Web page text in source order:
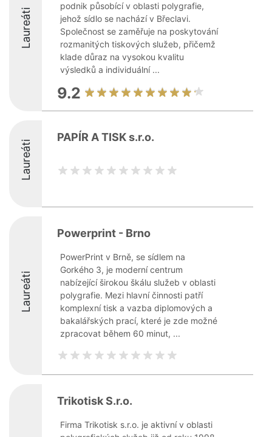
Laureáti
podnik působící v oblasti polygrafie,
jehož sídlo se nachází v Břeclavi.
Společnost se zaměřuje na poskytování
rozmanitých tiskových služeb, přičemž
klade důraz na vysokou kvalitu
výsledků a individuální ...
9.2
Laureáti
PAPÍR A TISK s.r.o.
Laureáti
Powerprint - Brno
PowerPrint v Brně, se sídlem na
Gorkého 3, je moderní centrum
nabízející širokou škálu služeb v oblasti
polygrafie. Mezi hlavní činnosti patří
komplexní tisk a vazba diplomových a
bakalářských prací, které je zde možné
zpracovat během 60 minut, ...
Trikotisk S.r.o.
Firma Trikotisk s.r.o. je aktivní v oblasti